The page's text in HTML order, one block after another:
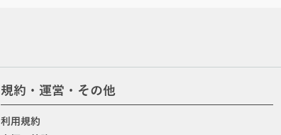
規約・運営・その他
利用規約